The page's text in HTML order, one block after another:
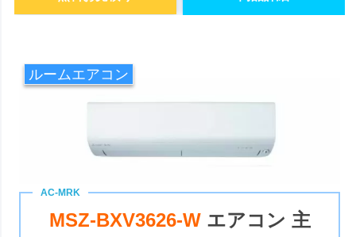
ルームエアコン
MSZ-BXV3626-W エアコン 主